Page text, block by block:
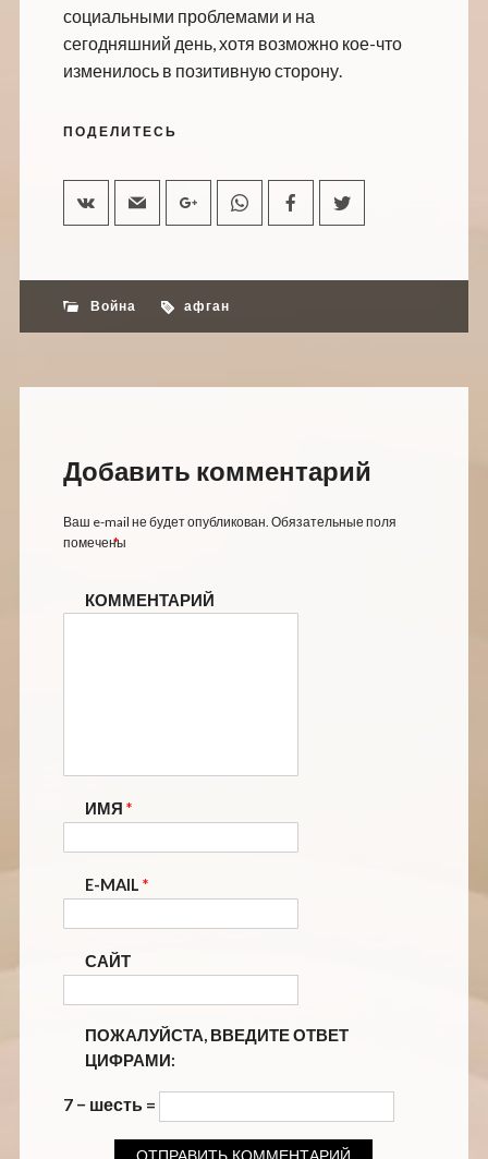
социальными проблемами и на
сегодняшний день, хотя возможно кое-что
изменилось в позитивную сторону.
ПОДЕЛИТЕСЬ
Война афган
Добавить комментарий
Ваш e-mail не будет опубликован. Обязательные поля
помечены
*
КОММЕНТАРИЙ
ИМЯ *
E-MAIL *
САЙТ
ПОЖАЛУЙСТА, ВВЕДИТЕ ОТВЕТ
ЦИФРАМИ:
7 − шесть =